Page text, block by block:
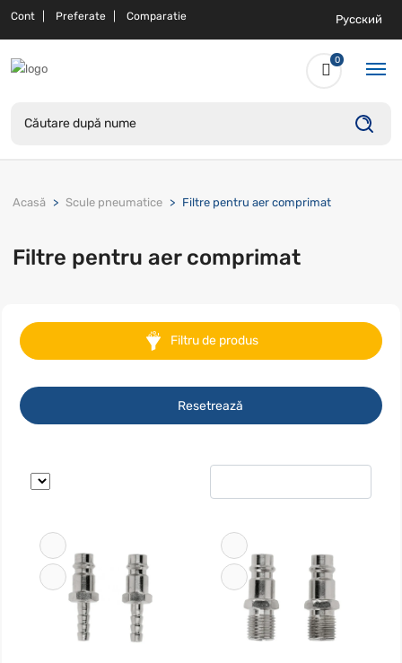
Cont Preferate Comparatie Русский
0
Acasă Scule pneumatice Filtre pentru aer comprimat
Filtre pentru aer comprimat
Filtru de produs
Resetrează